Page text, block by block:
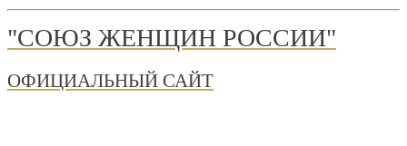
"СОЮЗ ЖЕНЩИН РОССИИ"
ОФИЦИАЛЬНЫЙ САЙТ